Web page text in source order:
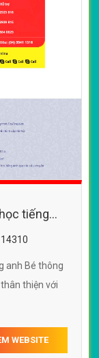
tiếng
hiệu quả
anh Bé thông
thiện với
WEBSITE